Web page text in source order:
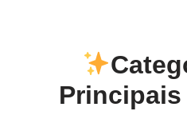
Principais